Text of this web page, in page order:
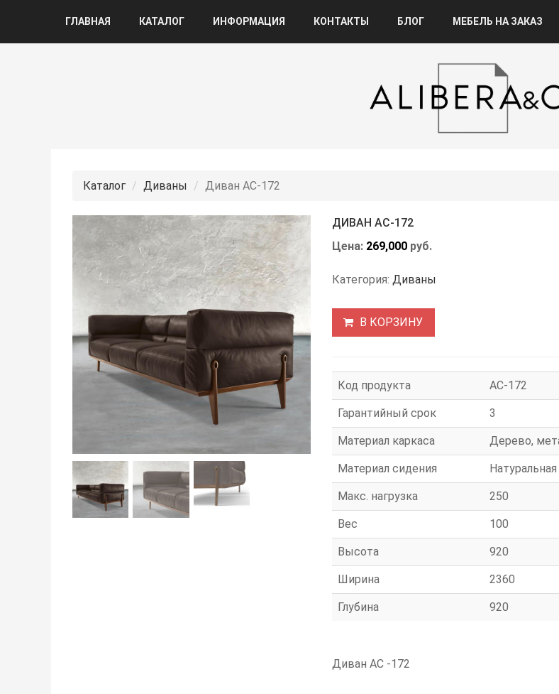
ГЛАВНАЯ КАТАЛОГ ИНФОРМАЦИЯ КОНТАКТЫ БЛОГ МЕБЕЛЬ НА ЗАКАЗ
Каталог Диваны Диван АС-172
ДИВАН АС-172
Цена: 269,000руб.
Категория: Диваны
В КОРЗИНУ
Код продукта АС-172
Гарантийный срок 3
Материал каркаса Дерево,
Материал сидения
Макс. нагрузка 250
Вес 100
Высота 920
Ширина 2360
Глубина 920
Диван АС -172